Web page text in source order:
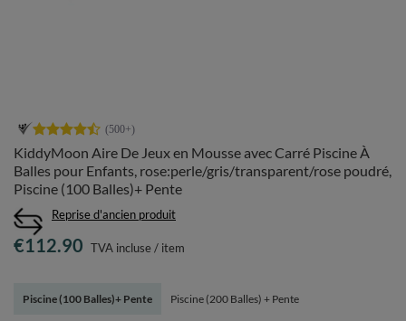
KiddyMoon Aire De Jeux en Mousse avec Carré Piscine À
Balles pour Enfants, rose:perle/gris/transparent/rose poudré,
Piscine (100 Balles)+ Pente
Reprise d'ancien produit
Piscine (100 Balles)+ Pente Piscine (200 Balles) + Pente
€112.90 TVA incluse/ item